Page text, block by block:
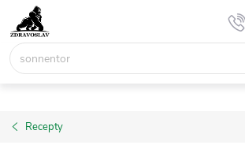
na
obsah
Recepty